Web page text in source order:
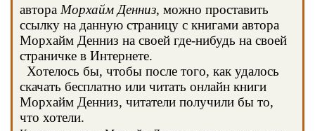
автора Морхайм Денниз, можно проставить
ссылку на данную страницу с книгами автора
Морхайм Денниз на своей где-нибудь на своей
страничке в Интернете.
Хотелось бы, чтобы после того, как удалось
скачать бесплатно или читать онлайн книги
Морхайм Денниз, читатели получили бы то,
что хотели.